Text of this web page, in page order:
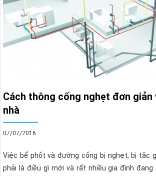
Cách thông cống nghẹt đơn giản
nhà
07/07/2016
Việc bể phốt và đường cống bị nghẹt, bị tắc
phải là điều gì mới và rất nhiều gia đình đang